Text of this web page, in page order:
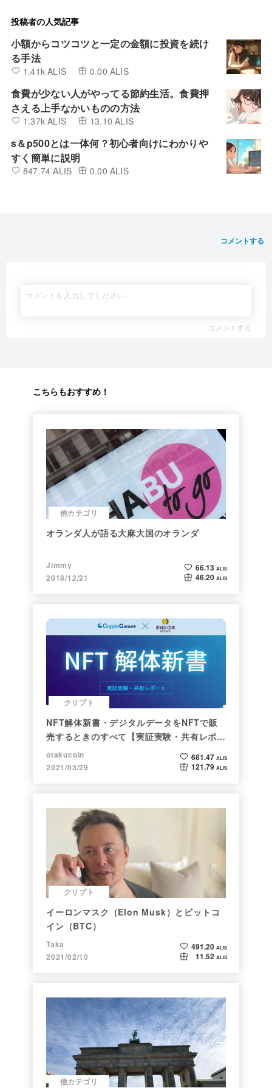
投稿者の人気記事
小額からコツコツと一定の金額に投資を続け
る手法
1.41k ALIS 0.00 ALIS
食費が少ない人がやってる節約生活。食費押
さえる上手なかいものの方法
1.37k ALIS 13.10 ALIS
s＆p500とは一体何？初心者向けにわかりや
すく簡単に説明
847.74 ALIS 0.00 ALIS
コメントする
コメントする
こちらもおすすめ！
他カテゴリ
オランダ人が語る大麻大国のオランダ
Jimmy
2018/12/21
66.13 ALIS
46.20 ALIS
クリプト
NFT解体新書・デジタルデータをNFTで販
売するときのすべて【実証実験・共有レポー
ト】
otakucoin
2021/03/29
681.47 ALIS
121.79 ALIS
クリプト
イーロンマスク（Elon Musk）とビットコ
イン（BTC）
Taka
2021/02/10
491.20 ALIS
11.52 ALIS
他カテゴリ